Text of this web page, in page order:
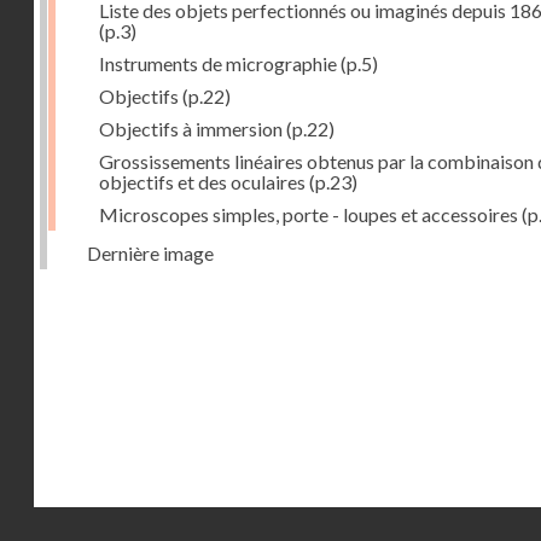
Liste des objets perfectionnés ou imaginés depuis
(p.3)
Instruments de micrographie(p.5)
Objectifs (p.22)
Objectifs à immersion(p.22)
Grossissements linéaires obtenus par la combinaison
objectifs et des oculaires (p.23)
Microscopes simples, porte - loupes et accessoires
Dernière image